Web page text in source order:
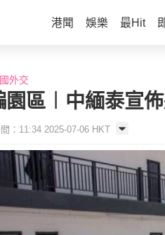
港聞 娛樂 最Hit
外交
園區︱中緬泰宣
：11:34 2025-07-06 HKT